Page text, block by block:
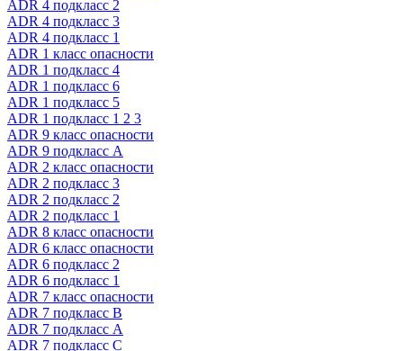
ADR 4 подкласс 2
ADR 4 подкласс 3
ADR 4 подкласс 1
ADR 1 класс опасности
ADR 1 подкласс 4
ADR 1 подкласс 6
ADR 1 подкласс 5
ADR 1 подкласс 1 2 3
ADR 9 класс опасности
ADR 9 подкласс A
ADR 2 класс опасности
ADR 2 подкласс 3
ADR 2 подкласс 2
ADR 2 подкласс 1
ADR 8 класс опасности
ADR 6 класс опасности
ADR 6 подкласс 2
ADR 6 подкласс 1
ADR 7 класс опасности
ADR 7 подкласс B
ADR 7 подкласс A
ADR 7 подкласс C